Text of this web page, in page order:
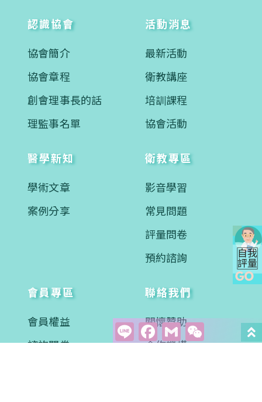
認識協會
協會簡介
協會章程
創會理事長的話
理監事名單
活動消息
最新活動
衛教講座
培訓課程
協會活動
醫學新知
學術文章
案例分享
衛教專區
影音學習
常見問題
評量問卷
預約諮詢
會員專區
會員權益
諮詢問卷
聯絡我們
關懷贊助
合作機構
LineFacebook
Gmail